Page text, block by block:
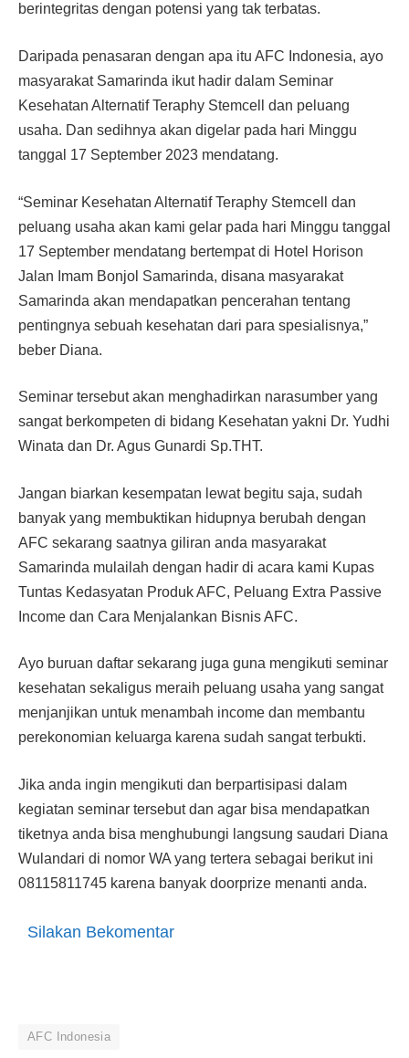
berintegritas dengan potensi yang tak terbatas.
Daripada penasaran dengan apa itu AFC Indonesia, ayo
masyarakat Samarinda ikut hadir dalam Seminar
Kesehatan Alternatif Teraphy Stemcell dan peluang
usaha. Dan sedihnya akan digelar pada hari Minggu
tanggal 17 September 2023 mendatang.
“Seminar Kesehatan Alternatif Teraphy Stemcell dan
peluang usaha akan kami gelar pada hari Minggu tanggal
17 September mendatang bertempat di Hotel Horison
Jalan Imam Bonjol Samarinda, disana masyarakat
Samarinda akan mendapatkan pencerahan tentang
pentingnya sebuah kesehatan dari para spesialisnya,”
beber Diana.
Seminar tersebut akan menghadirkan narasumber yang
sangat berkompeten di bidang Kesehatan yakni Dr. Yudhi
Winata dan Dr. Agus Gunardi Sp.THT.
Jangan biarkan kesempatan lewat begitu saja, sudah
banyak yang membuktikan hidupnya berubah dengan
AFC sekarang saatnya giliran anda masyarakat
Samarinda mulailah dengan hadir di acara kami Kupas
Tuntas Kedasyatan Produk AFC, Peluang Extra Passive
Income dan Cara Menjalankan Bisnis AFC.
Ayo buruan daftar sekarang juga guna mengikuti seminar
kesehatan sekaligus meraih peluang usaha yang sangat
menjanjikan untuk menambah income dan membantu
perekonomian keluarga karena sudah sangat terbukti.
Jika anda ingin mengikuti dan berpartisipasi dalam
kegiatan seminar tersebut dan agar bisa mendapatkan
tiketnya anda bisa menghubungi langsung saudari Diana
Wulandari di nomor WA yang tertera sebagai berikut ini
08115811745 karena banyak doorprize menanti anda.
Silakan Bekomentar
AFC Indonesia